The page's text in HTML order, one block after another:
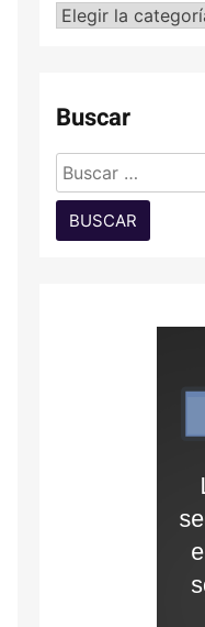
Categorías
Buscar
Buscar: